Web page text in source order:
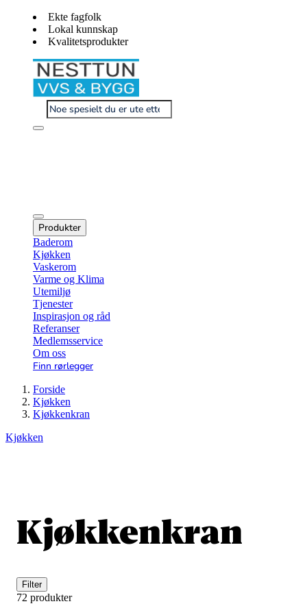
Ekte fagfolk
Lokal kunnskap
Kvalitetsprodukter
Produkter
Baderom
Kjøkken
Vaskerom
Varme og Klima
Utemiljø
Tjenester
Inspirasjon og råd
Referanser
Medlemsservice
Om oss
Finn rørlegger
Forside
Kjøkken
Kjøkkenkran
Kjøkken
Kjøkkenkran
Filter
72 produkter